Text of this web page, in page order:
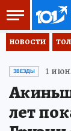
НОВОСТИ
ЗВЕЗДЫ 1
лет